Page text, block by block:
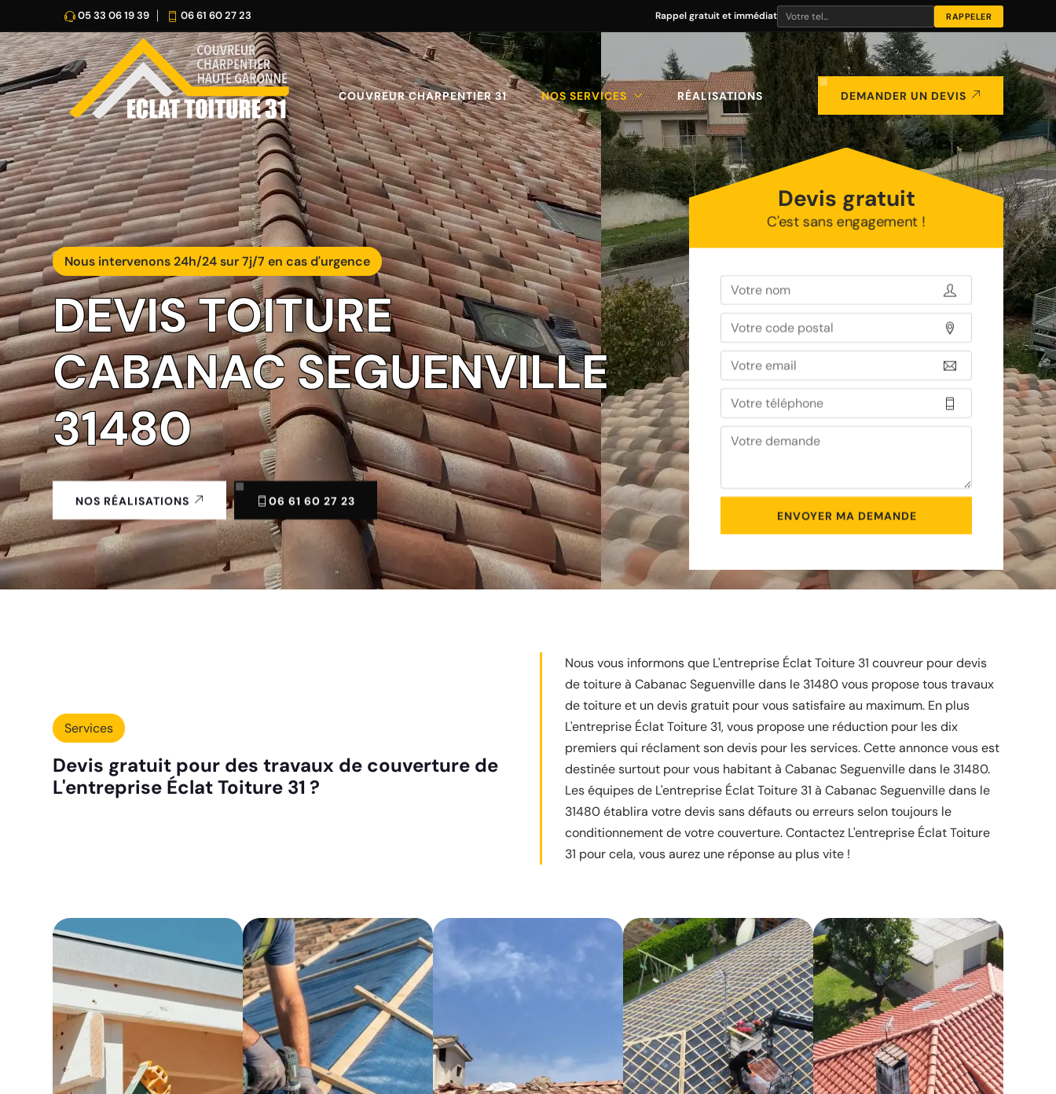
05 33 06 19 39 06 61 60 27 23 Rappel gratuit et immédiat
COUVREUR CHARPENTIER 31 NOS SERVICES RÉALISATIONS DEMANDER UN DEVIS
Nous intervenons 24h/24 sur 7j/7 en cas d'urgence
DEVIS TOITURE
CABANAC SEGUENVILLE
31480
NOS RÉALISATIONS 06 61 60 27 23
Devis gratuit
C'est sans engagement !
Services
Devis gratuit pour des travaux de couverture de
L'entreprise Éclat Toiture 31 ?
Nous vous informons que L'entreprise Éclat Toiture 31 couvreur pour devis
de toiture à Cabanac Seguenville dans le 31480 vous propose tous travaux
de toiture et un devis gratuit pour vous satisfaire au maximum. En plus
L'entreprise Éclat Toiture 31, vous propose une réduction pour les dix
premiers qui réclament son devis pour les services. Cette annonce vous est
destinée surtout pour vous habitant à Cabanac Seguenville dans le 31480.
Les équipes de L'entreprise Éclat Toiture 31 à Cabanac Seguenville dans le
31480 établira votre devis sans défauts ou erreurs selon toujours le
conditionnement de votre couverture. Contactez L'entreprise Éclat Toiture
31 pour cela, vous aurez une réponse au plus vite !